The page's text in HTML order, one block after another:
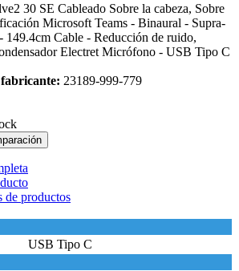
30 SE Cableado Sobre la cabeza, Sobre
Microsoft Teams - Binaural - Supra-
149.4cm Cable - Reducción de ruido,
Electret Micrófono - USB Tipo C
23189-999-779
de productos
USB Tipo C